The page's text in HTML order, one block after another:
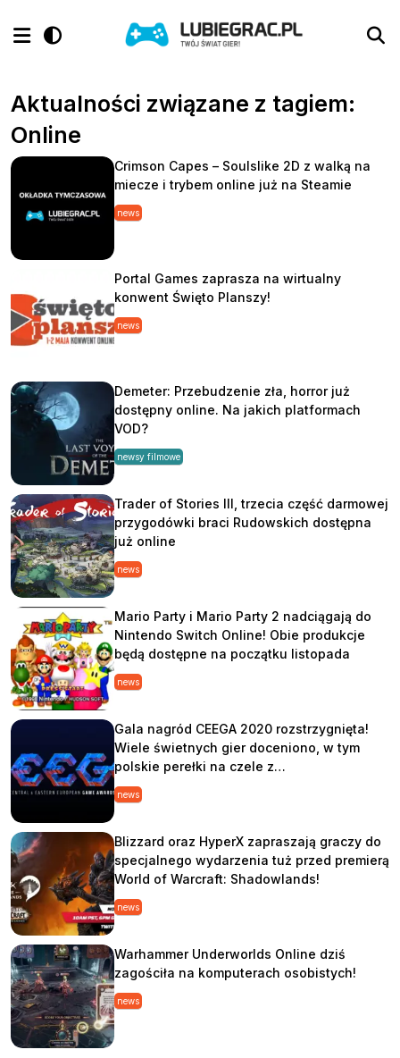
Aktualności związane z tagiem:
Online
Crimson Capes – Soulslike 2D z walką na
miecze i trybem online już na Steamie
news
Portal Games zaprasza na wirtualny
konwent Święto Planszy!
news
Demeter: Przebudzenie zła, horror już
dostępny online. Na jakich platformach
VOD?
newsy filmowe
Trader of Stories III, trzecia część darmowej
przygodówki braci Rudowskich dostępna
już online
news
Mario Party i Mario Party 2 nadciągają do
Nintendo Switch Online! Obie produkcje
będą dostępne na początku listopada
news
Gala nagród CEEGA 2020 rozstrzygnięta!
Wiele świetnych gier doceniono, w tym
polskie perełki na czele z…
news
Blizzard oraz HyperX zapraszają graczy do
specjalnego wydarzenia tuż przed premierą
World of Warcraft: Shadowlands!
news
Warhammer Underworlds Online dziś
zagościła na komputerach osobistych!
news